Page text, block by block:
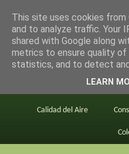
en bici por
Este blog
Calidad del Aire
This site uses cookies
and to analyze traffic. Your
shared with Google along
metrics to ensure quality of
statistics, and to detect
LEARN